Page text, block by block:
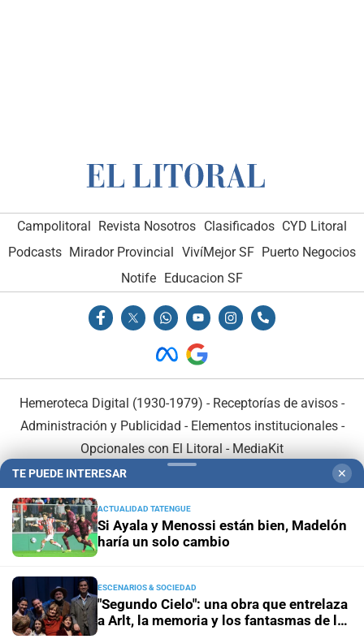
Campolitoral Revista Nosotros Clasificados CYD Litoral
Podcasts Mirador Provincial VivíMejor SF Puerto Negocios
Notife Educacion SF
Hemeroteca Digital (1930-1979) - Receptorías de avisos -
Administración y Publicidad - Elementos institucionales-
Opcionales con El Litoral - MediaKit
En Asociación con:
TE PUEDE INTERESAR ✕
ACTUALIDAD TATENGUE
Si Ayala y Menossi están bien, Madelón
haría un solo cambio
ESCENARIOS & SOCIEDAD
"Segundo Cielo": una obra que entrelaza
a Arlt, la memoria y los fantasmas de la